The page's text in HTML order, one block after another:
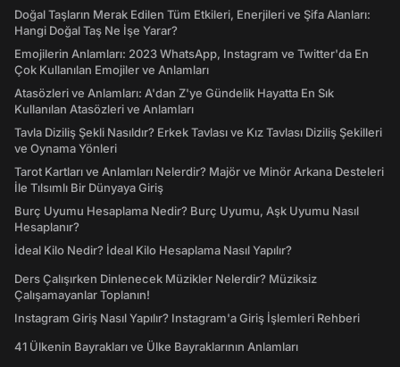
Doğal Taşların Merak Edilen Tüm Etkileri, Enerjileri ve Şifa Alanları:
Hangi Doğal Taş Ne İşe Yarar?
Emojilerin Anlamları: 2023 WhatsApp, Instagram ve Twitter'da En
Çok Kullanılan Emojiler ve Anlamları
Atasözleri ve Anlamları: A'dan Z'ye Gündelik Hayatta En Sık
Kullanılan Atasözleri ve Anlamları
Tavla Diziliş Şekli Nasıldır? Erkek Tavlası ve Kız Tavlası Diziliş Şekilleri
ve Oynama Yönleri
Tarot Kartları ve Anlamları Nelerdir? Majör ve Minör Arkana Desteleri
İle Tılsımlı Bir Dünyaya Giriş
Burç Uyumu Hesaplama Nedir? Burç Uyumu, Aşk Uyumu Nasıl
Hesaplanır?
İdeal Kilo Nedir? İdeal Kilo Hesaplama Nasıl Yapılır?
Ders Çalışırken Dinlenecek Müzikler Nelerdir? Müziksiz
Çalışamayanlar Toplanın!
Instagram Giriş Nasıl Yapılır? Instagram'a Giriş İşlemleri Rehberi
41 Ülkenin Bayrakları ve Ülke Bayraklarının Anlamları